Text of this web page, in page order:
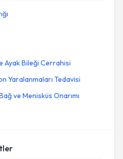
Ayak Bileği Cerrahisi
Yaralanmaları Tedavisi
ve Menisküs Onarımı